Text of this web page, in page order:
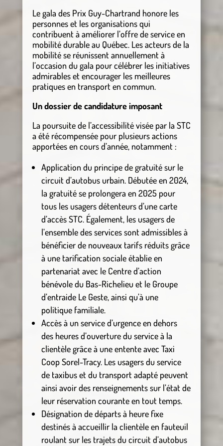
Le gala des Prix Guy-Chartrand honore les
personnes et les organisations qui
contribuent à améliorer l’offre de service en
mobilité durable au Québec. Les acteurs de la
mobilité se réunissent annuellement à
l’occasion du gala pour célébrer les initiatives
admirables et encourager les meilleures
pratiques en transport en commun.
Un dossier de candidature imposant
La poursuite de l’accessibilité visée par la STC
a été récompensée pour plusieurs actions
apportées en cours d’année, notamment :
Application du principe de gratuité sur le
circuit d’autobus urbain. Débutée en 2024,
la gratuité se prolongera en 2025 pour
tous les usagers détenteurs d’une carte
d’accès STC. Également, les usagers de
l’ensemble des services sont admissibles à
bénéficier de nouveaux tarifs réduits grâce
à une tarification sociale établie en
partenariat avec le Centre d’action
bénévole du Bas-Richelieu et le Groupe
d’entraide Le Geste, ainsi qu’à une
politique familiale.
Accès à un service d’urgence en dehors
des heures d’ouverture du service à la
clientèle grâce à une entente avec Taxi
Coop Sorel-Tracy. Les usagers du service
de taxibus et du transport adapté peuvent
ainsi avoir des renseignements sur l’état de
leur réservation courante en tout temps.
Désignation de départs à heure fixe
destinés à accueillir la clientèle en fauteuil
roulant sur les trajets du circuit d’autobus